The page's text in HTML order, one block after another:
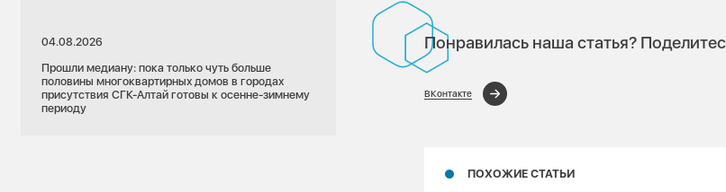
04.08.2026
Прошли медиану: пока только чуть больше
половины многоквартирных домов в городах
присутствия СГК-Алтай готовы к осенне-зимнему
периоду
Понравилась наша статья?
ВКонтакте
ПОХОЖИЕ СТАТЬИ